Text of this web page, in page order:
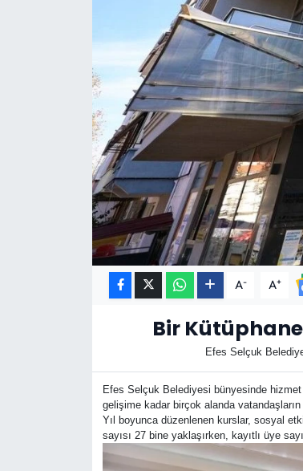
A- A+
Bir
Efes Selçuk
Efes Selçuk Belediyesi bünyesinde
gelişime kadar birçok alanda
Yıl boyunca düzenlenen kurslar, sosyal
sayısı 27 bine yaklaşırken, kayıtlı üye